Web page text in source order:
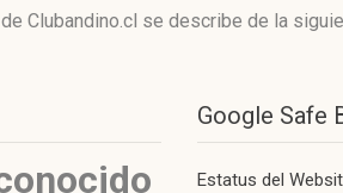
Clubandino.cl se describe de la
Google Safe
Estatus del